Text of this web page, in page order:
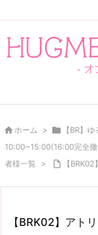
 ホーム > 
【BR】
10:00~15:00(16:00完全
者様一覧
>  【
【BRK02】アト